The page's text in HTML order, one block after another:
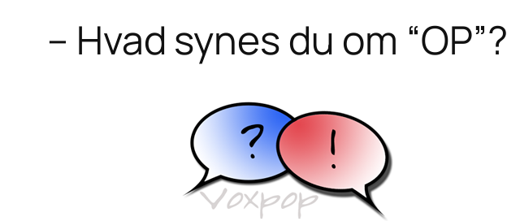
– Hvad synes du om “OP”?